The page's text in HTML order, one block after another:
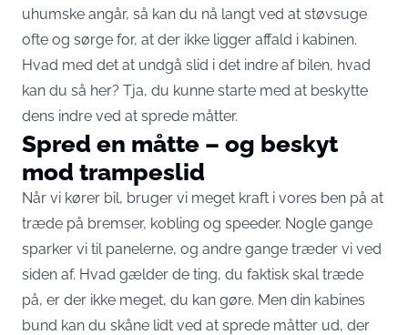
uhumske angår, så kan du nå langt ved at støvsuge
ofte og sørge for, at der ikke ligger affald i kabinen.
Hvad med det at undgå slid i det indre af bilen, hvad
kan du så her? Tja, du kunne starte med at beskytte
dens indre ved at sprede måtter.
Spred en måtte – og beskyt
mod trampeslid
Når vi kører bil, bruger vi meget kraft i vores ben på at
træde på bremser, kobling og speeder. Nogle gange
sparker vi til panelerne, og andre gange træder vi ved
siden af. Hvad gælder de ting, du faktisk skal træde
på, er der ikke meget, du kan gøre. Men din kabines
bund kan du skåne lidt ved at sprede måtter ud, der